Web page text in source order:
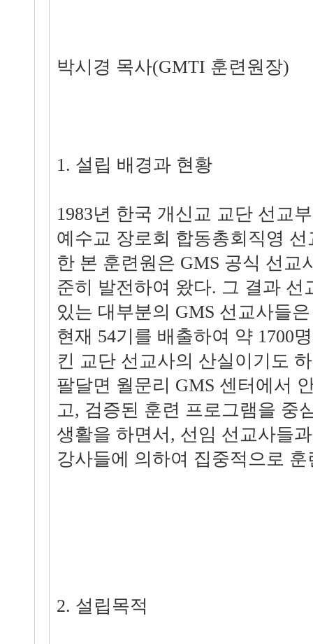
박시경 목사(GMTI 훈련원장)
1. 설립 배경과 현황
1983년 한국 개신교 교단 선교
예수교 장로회 합동총회직영
한 본 훈련원은 GMS 공식 선교
준히 발전하여 왔다. 그 결과 선
있는 대부분의 GMS 선교사들
현재 54기를 배출하여 약 1700
킨 교단 선교사의 산실이기도
팔달면 월문리 GMS 센터에서
고, 검증된 훈련 프로그램을 중
생활을 하면서, 선임 선교사들
강사들에 의하여 집중적으로
2. 설립목적